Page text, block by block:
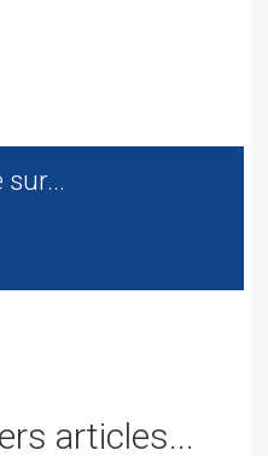
articles...